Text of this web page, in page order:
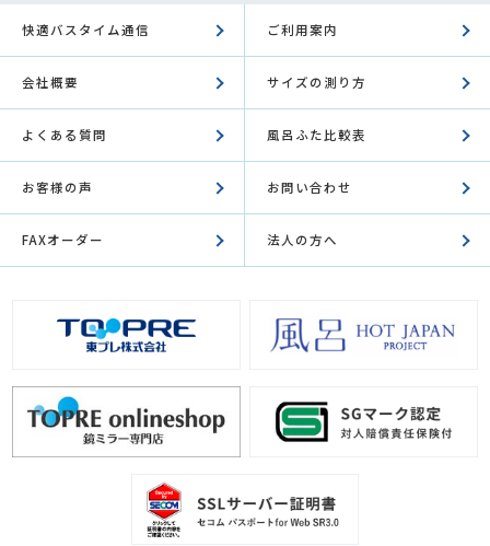
快適バスタイム通信 ご利用案内
会社概要 サイズの測り方
よくある質問 風呂ふた比較表
お客様の声 お問い合わせ
FAXオーダー 法人の方へ